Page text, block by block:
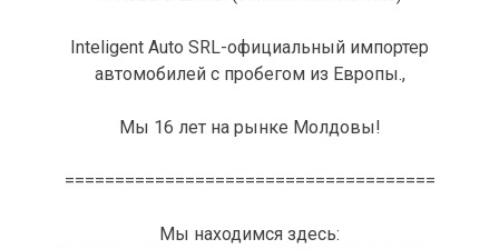
Inteligent Auto SRL-официальный импортер
автомобилей с пробегом из Европы.,
Мы 16 лет на рынке Молдовы!
=====================================
Мы находимся здесь: